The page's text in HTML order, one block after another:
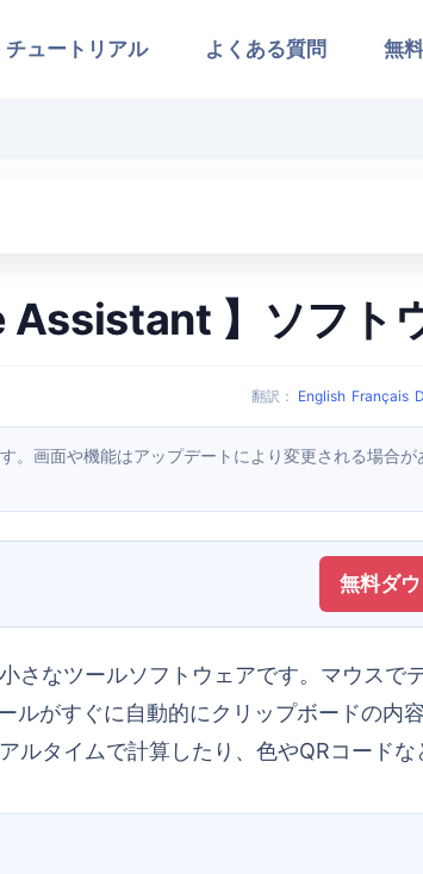
チュートリアル よくある質問 無
Assistant 】ソフト
翻訳 ： English Français
無料ダ
がすぐに自動的にクリップボードの内
タイムで計算したり、色やQRコードな